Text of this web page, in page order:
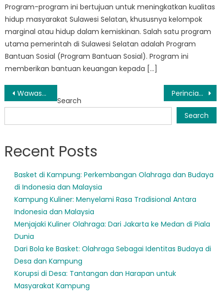
Program-program ini bertujuan untuk meningkatkan kualitas
hidup masyarakat Sulawesi Selatan, khususnya kelompok
marginal atau hidup dalam kemiskinan. Salah satu program
utama pemerintah di Sulawesi Selatan adalah Program
Bantuan Sosial (Program Bantuan Sosial). Program ini
memberikan bantuan keuangan kepada […]
Post
navigation
Wawasan Data Penerima Bansos di Sulsel Perincian Perlindungan Sosial Sulsel: Yang Perlu Anda Ketahui
Search
Search
Recent Posts
Basket di Kampung: Perkembangan Olahraga dan Budaya
di Indonesia dan Malaysia
Kampung Kuliner: Menyelami Rasa Tradisional Antara
Indonesia dan Malaysia
Menjajaki Kuliner Olahraga: Dari Jakarta ke Medan di Piala
Dunia
Dari Bola ke Basket: Olahraga Sebagai Identitas Budaya di
Desa dan Kampung
Korupsi di Desa: Tantangan dan Harapan untuk
Masyarakat Kampung